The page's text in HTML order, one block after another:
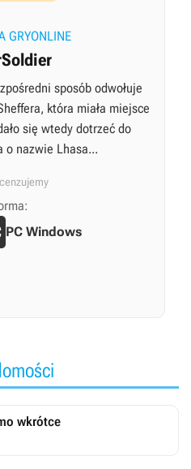
GRYONLINE
sposób odwołuje
która miała miejsce
się wtedy dotrzeć do
o nazwie Lhasa...
PC Windows
wkrótce